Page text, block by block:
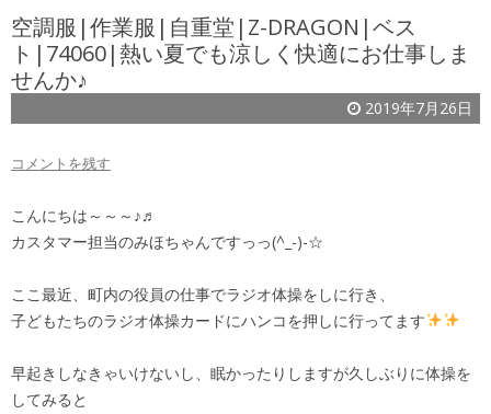
空調服|作業服|自重堂|Z-DRAGON|ベス
ト|74060|熱い夏でも涼しく快適にお仕事しま
せんか♪
2019年7月26日
コメントを残す
こんにちは～～～♪♬
カスタマー担当のみほちゃんですっっ(^_-)-☆
ここ最近、町内の役員の仕事でラジオ体操をしに行き、
子どもたちのラジオ体操カードにハンコを押しに行ってます
早起きしなきゃいけないし、眠かったりしますが久しぶりに体操を
してみると